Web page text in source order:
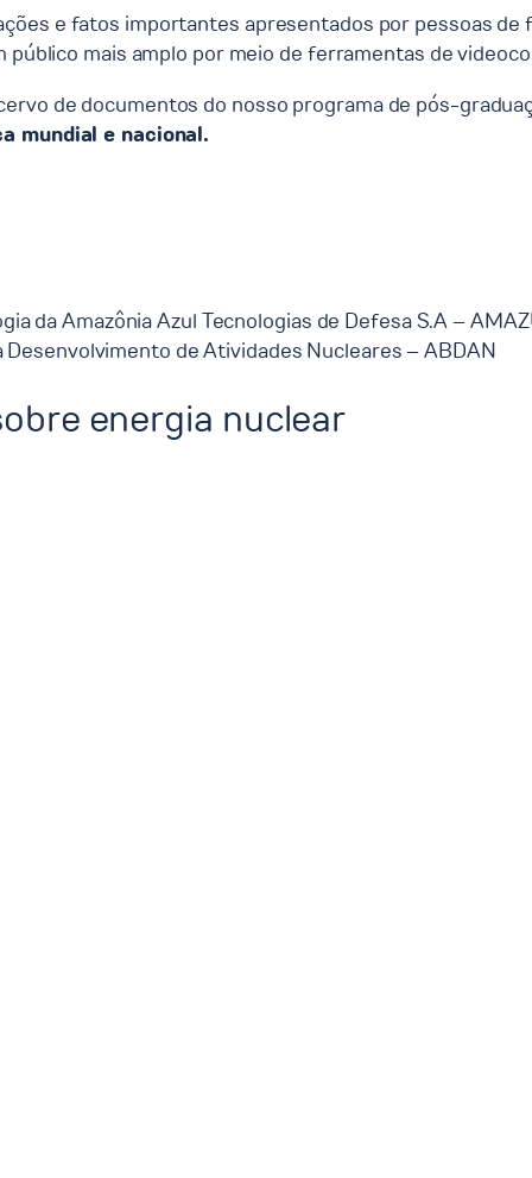
e fatos importantes apresentados por pessoas de
público mais amplo por meio de ferramentas de
de documentos do nosso programa de pós-
mundial e nacional.
da Amazônia Azul Tecnologias de Defesa S.A –
de Atividades Nucleares – ABDAN
energia nuclear